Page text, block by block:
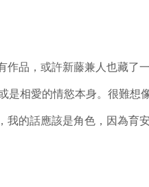
品，或許新藤兼人也藏了
是相愛的情慾本身。很難想
的話應該是角色，因為育